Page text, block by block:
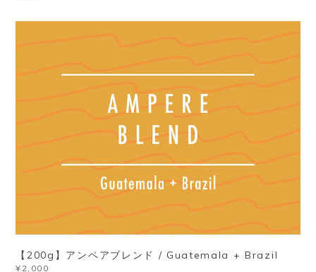
【200g】アンペアブレンド / Guatemala + Brazil
¥2,000